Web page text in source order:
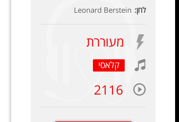
לחן: Leonard Berstein
מעוררת
קלאסי
2116